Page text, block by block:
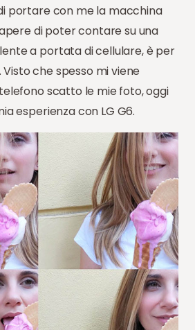
portare con me la macchina
di poter contare su una
a portata di cellulare, è per
che spesso mi viene
scatto le mie foto, oggi
esperienza con LG G6.